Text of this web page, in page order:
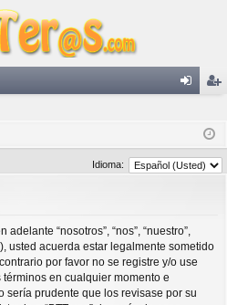
fic
ist
ra
Idioma:
“nosotros”, “nos”, “nuestro”,
usted acuerda estar legalmente sometido
por favor no se registre y/o use
términos en cualquier momento e
sería prudente que los revisase por su